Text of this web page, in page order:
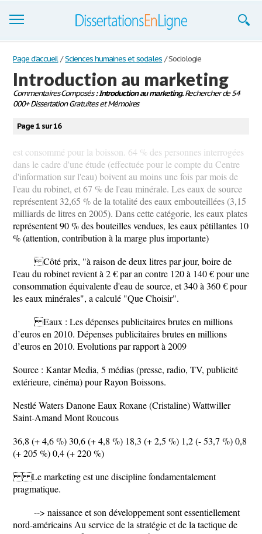
Dissertations
S'inscrire
Se connecter
Contactez-nous
Page d'accueil / Sciences humaines et sociales /Sociologie
Introduction au marketing
Commentaires Composés: Introduction au marketing.Rechercher de 54
000+ Dissertation Gratuites et Mémoires
Page 1 sur 16
est consommé pour la boisson. 64 % des personnes interrogées
dans le cadre d'une étude (effectuée pour le compte du Centre
d'information sur l'eau) boivent au moins une fois par mois de
l'eau du robinet, et 67 % de l'eau minérale. Les eaux de source
représentent 32,65 % de la totalité des eaux embouteillées (3,15
milliards de litres en 2005). Dans cette catégorie, les eaux plates
représentent 90 % des bouteilles vendues, les eaux pétillantes 10
% (attention, contribution à la marge plus importante)
Côté prix, "à raison de deux litres par jour, boire de
l'eau du robinet revient à 2 € par an contre 120 à 140 € pour une
consommation équivalente d'eau de source, et 340 à 360 € pour
les eaux minérales", a calculé "Que Choisir".
Eaux : Les dépenses publicitaires brutes en millions
d’euros en 2010. Dépenses publicitaires brutes en millions
d’euros en 2010. Evolutions par rapport à 2009
Source : Kantar Media, 5 médias (presse, radio, TV, publicité
extérieure, cinéma) pour Rayon Boissons.
Nestlé Waters Danone Eaux Roxane (Cristaline) Wattwiller
Saint-Amand Mont Roucous
36,8 (+ 4,6 %) 30,6 (+ 4,8 %) 18,3 (+ 2,5 %) 1,2 (- 53,7 %) 0,8
(+ 205 %) 0,4 (+ 220 %)
Le marketing est une discipline fondamentalement
pragmatique.
--> naissance et son développement sont essentiellement
nord-américains Au service de la stratégie et de la tactique de